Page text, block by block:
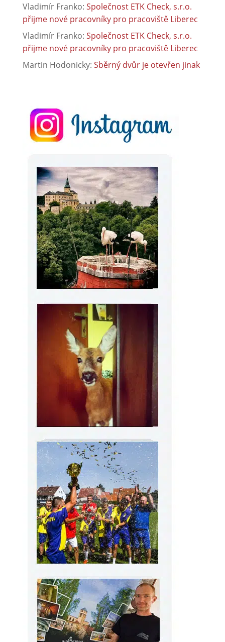
Vladimír Franko: Společnost ETK Check, s.r.o.
přijme nové pracovníky pro pracoviště Liberec
Vladimír Franko: Společnost ETK Check, s.r.o.
přijme nové pracovníky pro pracoviště Liberec
Martin Hodonicky: Sběrný dvůr je otevřen jinak